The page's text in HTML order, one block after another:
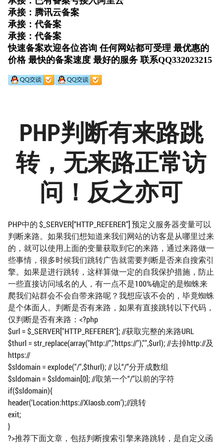
PHP判断有来路跳
转，无来路正常访
问！反之亦可
PHP中的 $_SERVER[“HTTP_REFERER”] 预定义服务器变量可以
判断来路。如果我们想知道来我们网站的访客是从哪里过来
的，就可以使用上面的变量获取到它的来路，通过来路做一
些事情，很多时候我们跳转广告就需要判断是否来自搜索引
擎。如果是进行跳转，这样算做一定的自我保护措施，防止
一些直接访问域名的人，有一点不是100%确定的是蜘蛛来
爬我们站群会不会自带来路呢？我想应该不会的，毕竟蜘蛛
是个体面人。判断是否有来路，如果有直接跳转以下代码，
仅判断是否有来路：<?php
$url = $_SERVER["HTTP_REFERER"]; //获取完整的来路URL
$thurl = str_replace(array("http://","https://"),"",$url); //去掉http://及
https://
$sldomain = explode("/",$thurl); // 以“/”分开成数组
$sldomain = $sldomain[0]; //取第一个“/”以前的字符
if($sldomain){
header(‘Location:https://XIaosb.com’);//跳转
exit;
}
?>推荐下面文章，包括判断搜索引擎来路跳转，是自定义函